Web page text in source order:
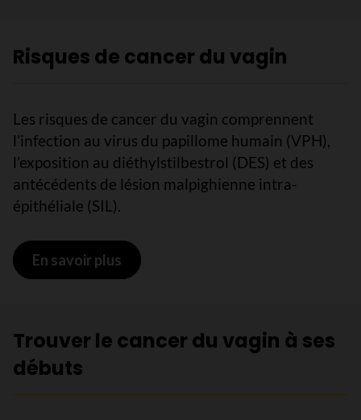
Risques de cancer du vagin
Les risques de cancer du vagin comprennent
l’infection au virus du papillome humain (VPH),
l’exposition au diéthylstilbestrol (DES) et des
antécédents de lésion malpighienne intra-
épithéliale (SIL).
En savoir plus sur Risques de cancer du vagin
Trouver le cancer du vagin à ses
débuts